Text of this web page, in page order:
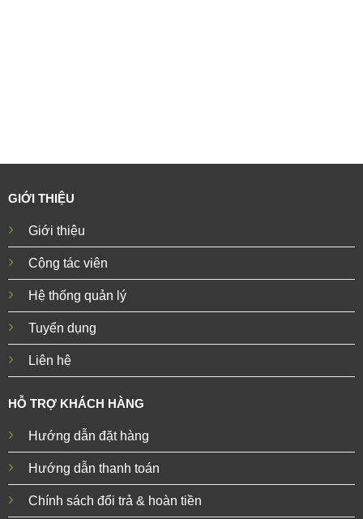
GIỚI THIỆU
Giới thiệu
Cộng tác viên
Hệ thống quản lý
Tuyển dụng
Liên hệ
HỖ TRỢ KHÁCH HÀNG
Hướng dẫn đặt hàng
Hướng dẫn thanh toán
Chính sách đổi trả & hoàn tiền